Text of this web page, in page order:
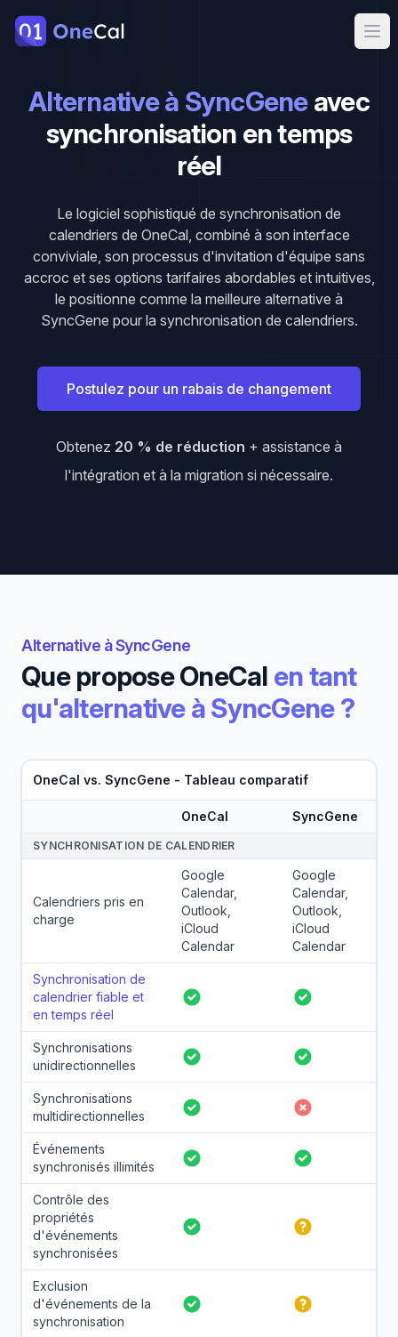
OneCal
Alternative à SyncGeneavec
synchronisation en temps
réel
Le logiciel sophistiqué de synchronisation de
calendriers de OneCal, combiné à son interface
conviviale, son processus d'invitation d'équipe sans
accroc et ses options tarifaires abordables et intuitives,
le positionne comme la meilleure alternative à
SyncGene pour la synchronisation de calendriers.
Postulez pour un rabais de changement
Obtenez 20 % de réduction + assistance à
l'intégration et à la migration si nécessaire.
Alternative à SyncGene
Que propose OneCal en tant
qu'alternative à SyncGene ?
OneCal vs. SyncGene - Tableau comparatif
OneCal SyncGene
SYNCHRONISATION DE CALENDRIER
Calendriers pris en
charge
Google
Calendar,
Outlook,
iCloud
Calendar
Google
Calendar,
Outlook,
iCloud
Calendar
Synchronisation de
calendrier fiable et
en temps réel
Oui Oui
Synchronisations
unidirectionnelles
Oui Oui
Synchronisations
multidirectionnelles
Oui Non
Événements
synchronisés illimités
Oui Oui
Contrôle des
propriétés
d'événements
synchronisées
Oui Partiel
Exclusion
d'événements de la
synchronisation
Oui Partiel